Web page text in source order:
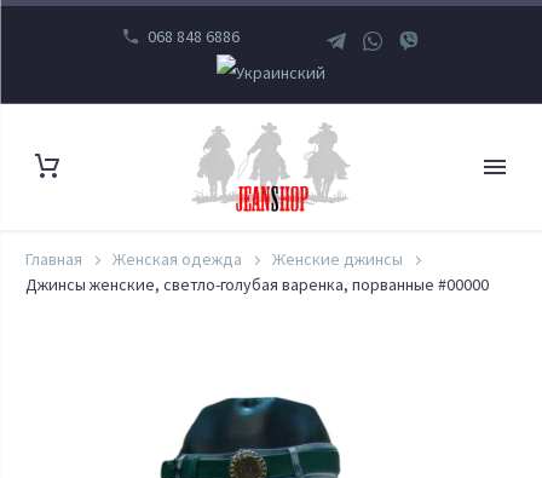
068 848 6886
Главная Женская одежда
Женские джинсы
Джинсы женские, светло-голубая варенка, порванные #00000